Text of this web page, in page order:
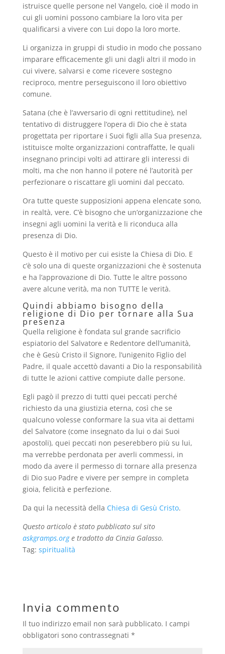
istruisce quelle persone nel Vangelo, cioè il modo in
cui gli uomini possono cambiare la loro vita per
qualificarsi a vivere con Lui dopo la loro morte.
Li organizza in gruppi di studio in modo che possano
imparare efficacemente gli uni dagli altri il modo in
cui vivere, salvarsi e come ricevere sostegno
reciproco, mentre perseguiscono il loro obiettivo
comune.
Satana (che è l’avversario di ogni rettitudine), nel
tentativo di distruggere l’opera di Dio che è stata
progettata per riportare i Suoi figli alla Sua presenza,
istituisce molte organizzazioni contraffatte, le quali
insegnano principi volti ad attirare gli interessi di
molti, ma che non hanno il potere né l’autorità per
perfezionare o riscattare gli uomini dal peccato.
Ora tutte queste supposizioni appena elencate sono,
in realtà, vere. C’è bisogno che un’organizzazione che
insegni agli uomini la verità e li riconduca alla
presenza di Dio.
Questo è il motivo per cui esiste la Chiesa di Dio. E
c’è solo una di queste organizzazioni che è sostenuta
e ha l’approvazione di Dio. Tutte le altre possono
avere alcune verità, ma non TUTTE le verità.
Quindi abbiamo bisogno della
religione di Dio per tornare alla Sua
presenza
Quella religione è fondata sul grande sacrificio
espiatorio del Salvatore e Redentore dell’umanità,
che è Gesù Cristo il Signore, l’unigenito Figlio del
Padre, il quale accettò davanti a Dio la responsabilità
di tutte le azioni cattive compiute dalle persone.
Egli pagò il prezzo di tutti quei peccati perché
richiesto da una giustizia eterna, così che se
qualcuno volesse conformare la sua vita ai dettami
del Salvatore (come insegnato da lui o dai Suoi
apostoli), quei peccati non peserebbero più su lui,
ma verrebbe perdonata per averli commessi, in
modo da avere il permesso di tornare alla presenza
di Dio suo Padre e vivere per sempre in completa
gioia, felicità e perfezione.
Da qui la necessità della Chiesa di Gesù Cristo.
Questo articolo è stato pubblicato sul sito
askgramps.orge tradotto da Cinzia Galasso.
Tag: spiritualità
Invia commento
Il tuo indirizzo email non sarà pubblicato. I campi
obbligatori sono contrassegnati *